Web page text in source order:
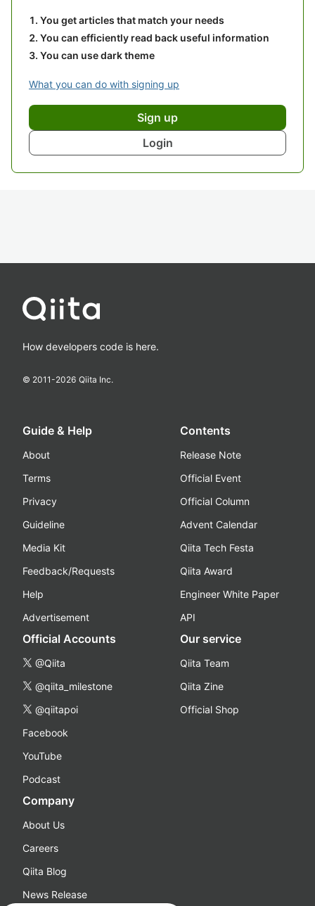
You get articles that match your needs
You can efficiently read back useful information
You can use dark theme
What you can do with signing up
Sign up
Login
How developers code is here.
© 2011-2026 Qiita Inc.
Guide & Help
About
Terms
Privacy
Guideline
Media Kit
Feedback/Requests
Help
Advertisement
Contents
Release Note
Official Event
Official Column
Advent Calendar
Qiita Tech Festa
Qiita Award
Engineer White Paper
API
Official Accounts
@Qiita
@qiita_milestone
@qiitapoi
Facebook
YouTube
Podcast
Our service
Qiita Team
Qiita Zine
Official Shop
Company
About Us
Careers
Qiita Blog
News Release